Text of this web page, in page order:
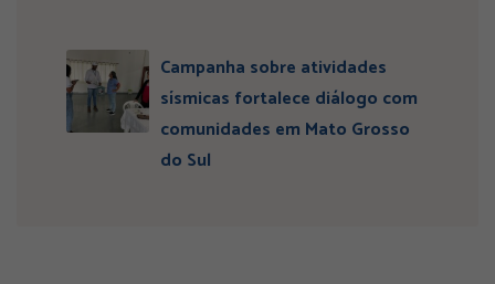
Campanha sobre atividades
sísmicas fortalece diálogo com
comunidades em Mato Grosso
do Sul